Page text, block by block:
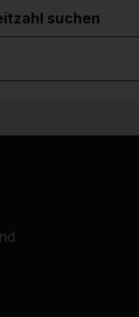
suchen